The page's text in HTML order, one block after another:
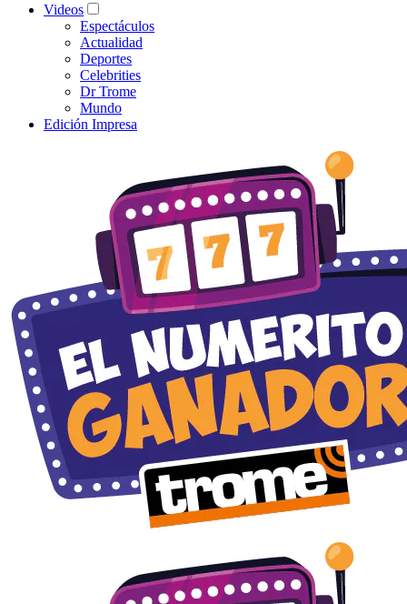
Videos
Espectáculos
Actualidad
Deportes
Celebrities
Dr Trome
Mundo
Edición Impresa